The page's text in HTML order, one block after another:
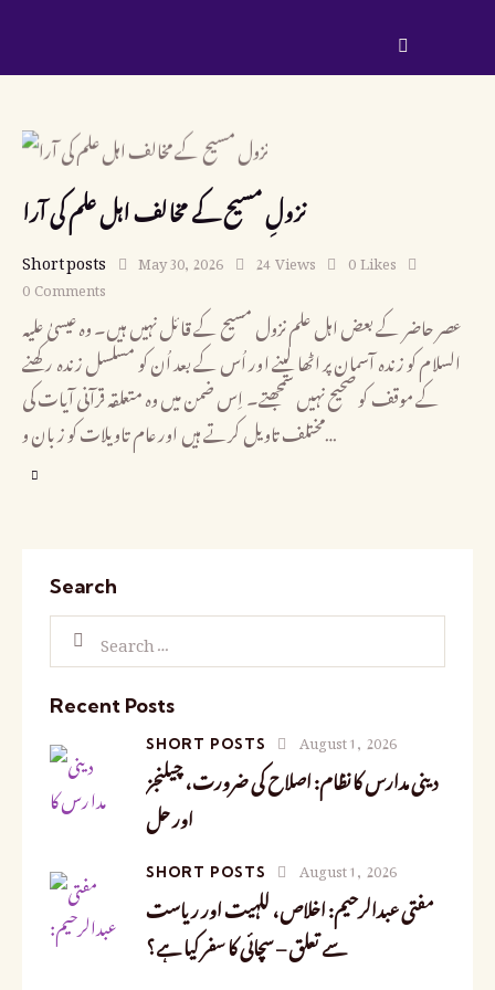
نزولِ مسیح کے مخالف اہل علم کی آرا
Short posts May 30, 2026 24Views 0Likes
0Comments
عصر حاضر کے بعض اہل علم نزول مسیح کے قائل نہیں ہیں۔ وہ عیسیٰ علیہ
السلام کو زندہ آسمان پر اٹھا لینے اور اُس کے بعد اُن کو مسلسل زندہ رکھنے
کے موقف کو صحیح نہیں سمجھتے۔ اِس ضمن میں وہ متعلقہ قرآنی آیات کی
مختلف تاویل کرتے ہیں اور عام تاویلات کو زبان و…
Search
Recent Posts
SHORT POSTS August 1, 2026
دینی مدارس کا نظام: اصلاح کی ضرورت، چیلنجز
اور حل
SHORT POSTS August 1, 2026
مفتی عبدالرحیم: اخلاص، للہیت اور ریاست
سے تعلق – سچائی کا سفر کیا ہے؟